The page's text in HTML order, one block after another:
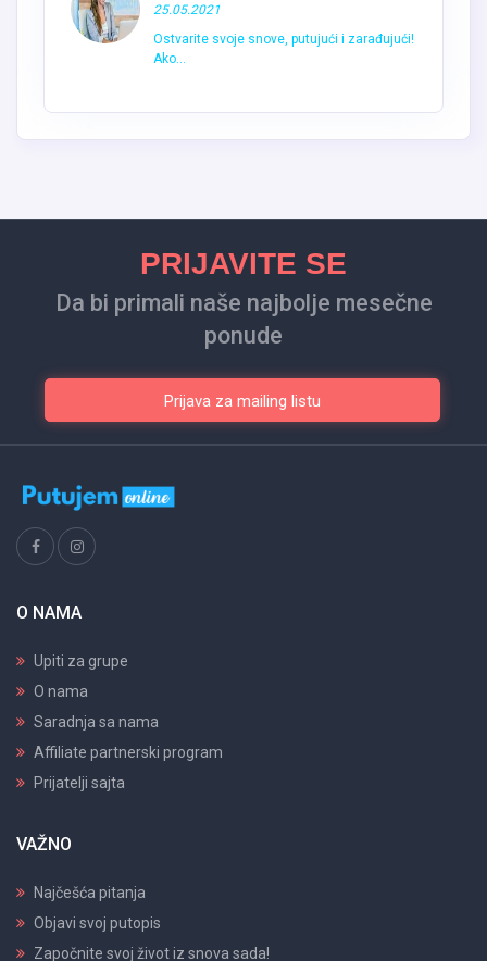
25.05.2021
Ostvarite svoje snove, putujući i zarađujući!
Ako...
PRIJAVITE SE
Da bi primali naše najbolje mesečne
ponude
Prijava za mailing listu
O NAMA
Upiti za grupe
O nama
Saradnja sa nama
Affiliate partnerski program
Prijatelji sajta
VAŽNO
Najčešća pitanja
Objavi svoj putopis
Započnite svoj život iz snova sada!